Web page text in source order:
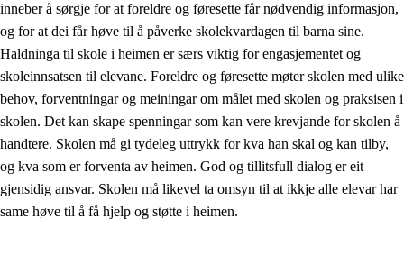
Eit inkluderande læringsmiljø
3.2 Undervisning og tilpassa opplæring
3.3 Samarbeid mellom heim og skole
3.4 Opplæring i lærebedrift og arbeidsliv
Profesjonsfellesskap og skoleutvikling
inneber å sørgje for at foreldre og føresette får nødvendig informasjon,
og for at dei får høve til å påverke skolekvardagen til barna sine.
Haldninga til skole i heimen er særs viktig for engasjementet og
skoleinnsatsen til elevane. Foreldre og føresette møter skolen med ulike
behov, forventningar og meiningar om målet med skolen og praksisen i
skolen. Det kan skape spenningar som kan vere krevjande for skolen å
handtere. Skolen må gi tydeleg uttrykk for kva han skal og kan tilby,
og kva som er forventa av heimen. God og tillitsfull dialog er eit
gjensidig ansvar. Skolen må likevel ta omsyn til at ikkje alle elevar har
same høve til å få hjelp og støtte i heimen.